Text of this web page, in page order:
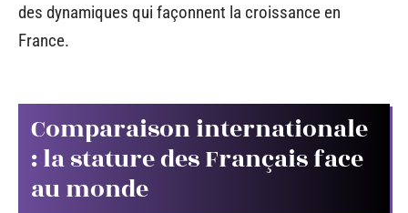
des dynamiques qui façonnent la croissance en
France.
Comparaison internationale
: la stature des Français face
au monde